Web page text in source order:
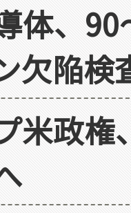
体、
欠陥検
米政